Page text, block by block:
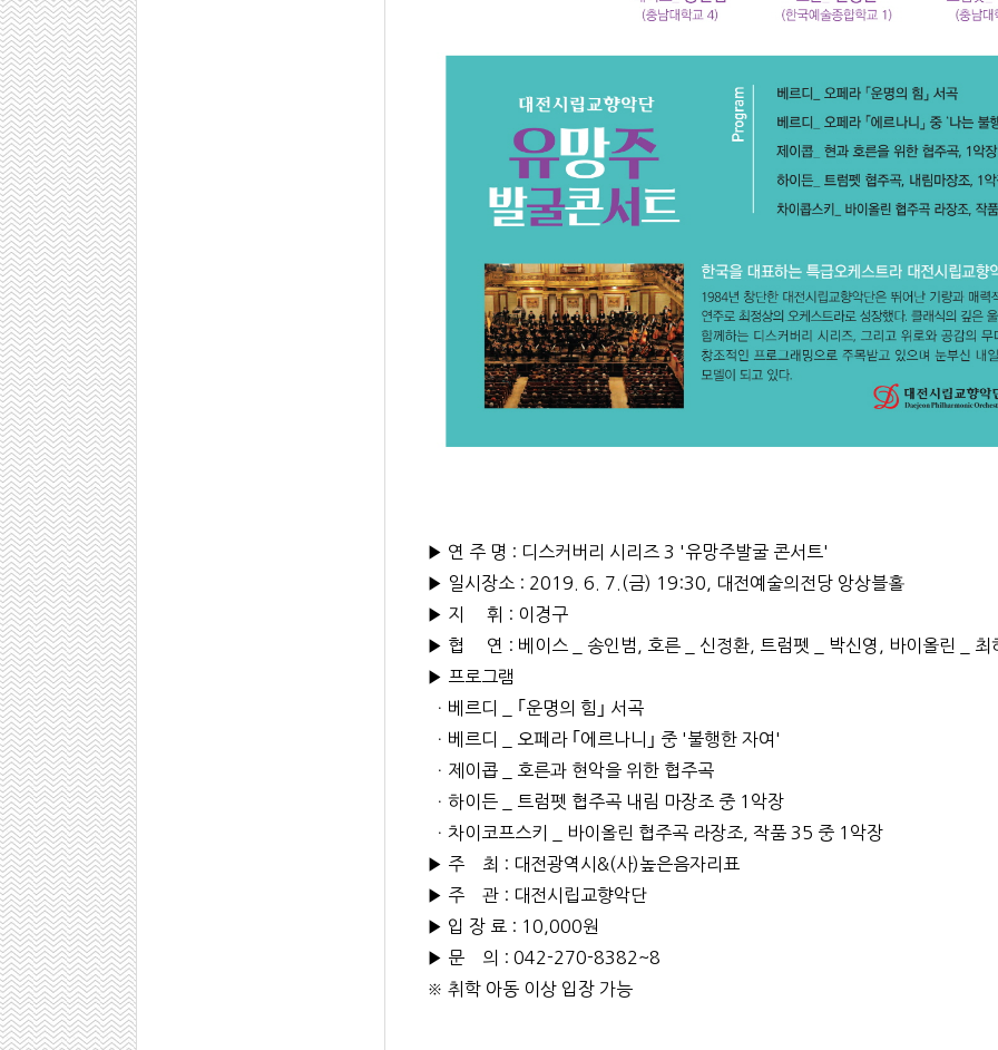
▶ 연 주 명 : 디스커버리 시리즈 3 '유망주발굴 콘서트'
▶ 일시장소 : 2019. 6. 7.(금) 19:30, 대전예술의전당 앙상블홀
▶ 지 휘 : 이경구
▶ 협 연 : 베이스 _ 송인범, 호른 _ 신정환, 트럼펫 _ 박신영, 바이올린 _ 최
▶ 프로그램
ㆍ베르디 _
｢운명의 힘 ｣ 서곡
ㆍ베르디 _ 오페라 ｢ 에르나니 ｣ 중 '불행한 자여'
ㆍ제이콥 _ 호른과 현악을 위한 협주곡
ㆍ하이든 _ 트럼펫 협주곡 내림 마장조 중 1악장
ㆍ차이코프스키 _ 바이올린 협주곡 라장조, 작품 35 중 1악장
▶ 주 최 : 대전광역시&(사)높은음자리표
▶ 주 관 : 대전시립교향악단
▶ 입 장 료 : 10,000원
▶ 문 의 : 042-270-8382~8
※ 취학 아동 이상 입장 가능